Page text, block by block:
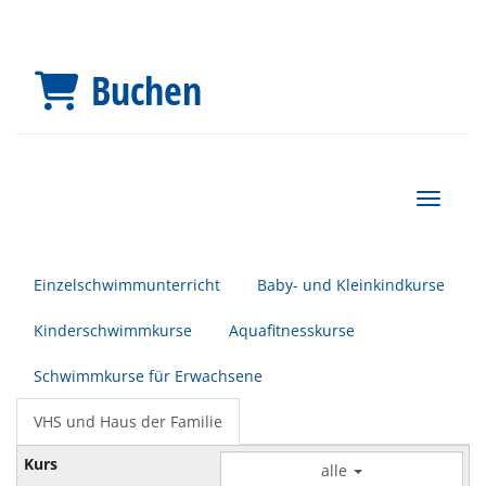
Buchen
Einzelschwimmunterricht Baby- und Kleinkindkurse
Kinderschwimmkurse Aquafitnesskurse
Schwimmkurse für Erwachsene
VHS und Haus der Familie
alle